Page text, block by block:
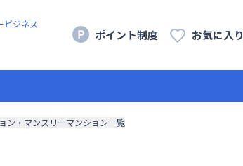
ビジネス
ポイント制度 お気に入り
ン・マンスリーマンション一覧